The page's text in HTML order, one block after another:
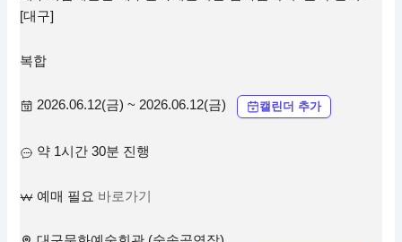
[대구]
복합
2026.06.12(금) ~ 2026.06.12(금) 캘린더 추가
약 1시간 30분 진행
예매 필요 바로가기